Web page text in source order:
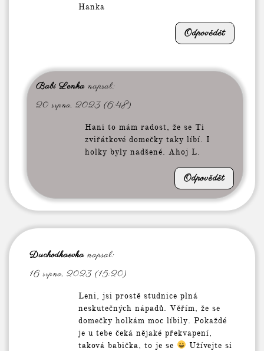
Hanka
Odpovědět
Babi Lenka napsal:
20 srpna, 2023 (6:48)
Hani to mám radost, že se Ti
zviřátkové domečky taky líbí. I
holky byly nadšené. Ahoj L.
Odpovědět
Duchodkaevka napsal:
16 srpna, 2023 (15:20)
Leni, jsi prostě studnice plná
neskutečných nápadů. Věřím, že se
domečky holkám moc líbily. Pokaždé
je u tebe čeká nějaké překvapení,
taková babička, to je se
Užívejte si